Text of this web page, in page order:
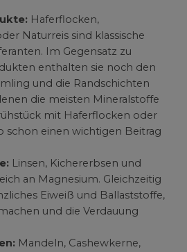
Haferflocken,
Naturreis sind klassische
Im Gegensatz zu
enthalten sie noch den
und die Randschichten
die meisten Mineralstoffe
mit Haferflocken oder
schon einen wichtigen Beitrag
Linsen, Kichererbsen und
an Magnesium. Gleichzeitig
Eiweiß und Ballaststoffe,
und die Verdauung
Mandeln, Cashewkerne,